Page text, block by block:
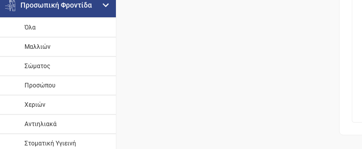
Προσωπική Φροντίδα
Όλα
Μαλλιών
Σώματος
Προσώπου
Χεριών
Αντιηλιακά
Στοματική Υγιεινή